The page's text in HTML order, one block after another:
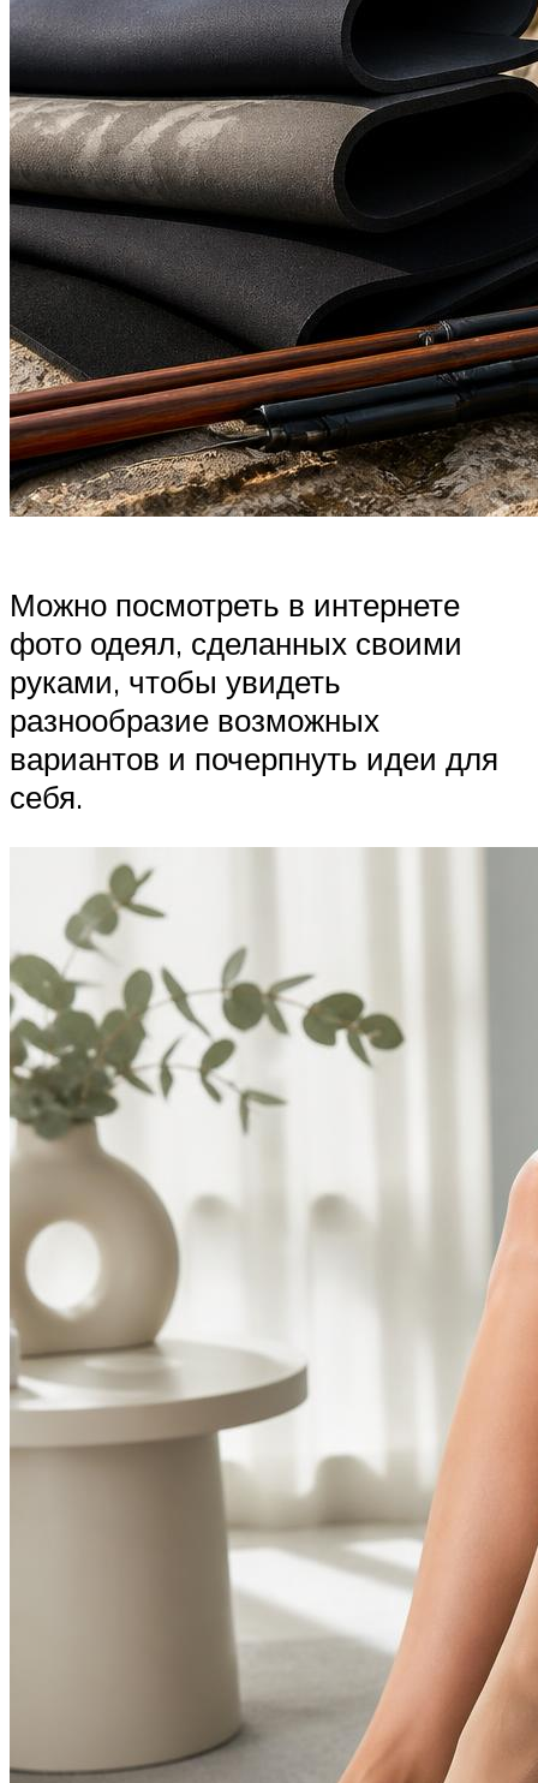
Можно посмотреть в интернете
фото одеял, сделанных своими
руками, чтобы увидеть
разнообразие возможных
вариантов и почерпнуть идеи для
себя.